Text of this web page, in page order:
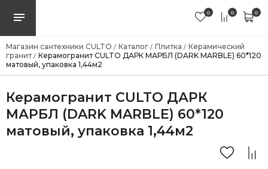
0 0 0
Магазин сантехники CULTO / Каталог / Плитка / Керамический
гранит/ Керамогранит CULTO ДАРК МАРБЛ (DARK MARBLE) 60*120
матовый, упаковка 1,44м2
Керамогранит CULTO ДАРК
МАРБЛ (DARK MARBLE) 60*120
матовый, упаковка 1,44м2